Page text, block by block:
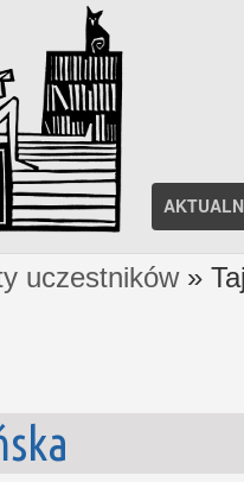
uczestników»